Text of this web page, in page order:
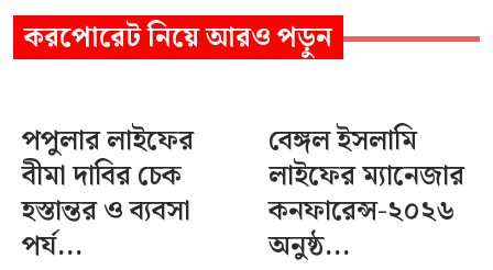
করপোরেটনিয়ে আরও পড়ুন
পপুলার লাইফের
বীমা দাবির চেক
হস্তান্তর ও ব্যবসা
পর্য...
বেঙ্গল ইসলামি
লাইফের ম্যানেজার
কনফারেন্স-২০২৬
অনুষ্ঠ...